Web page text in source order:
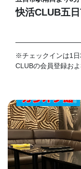
快活CLUB五
※チェックインは1
CLUBの会員登録お